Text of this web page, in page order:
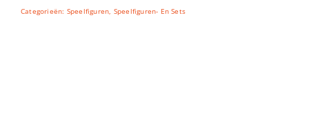
Spellen
Categorieën: Speelfiguren, Speelfiguren- En Sets